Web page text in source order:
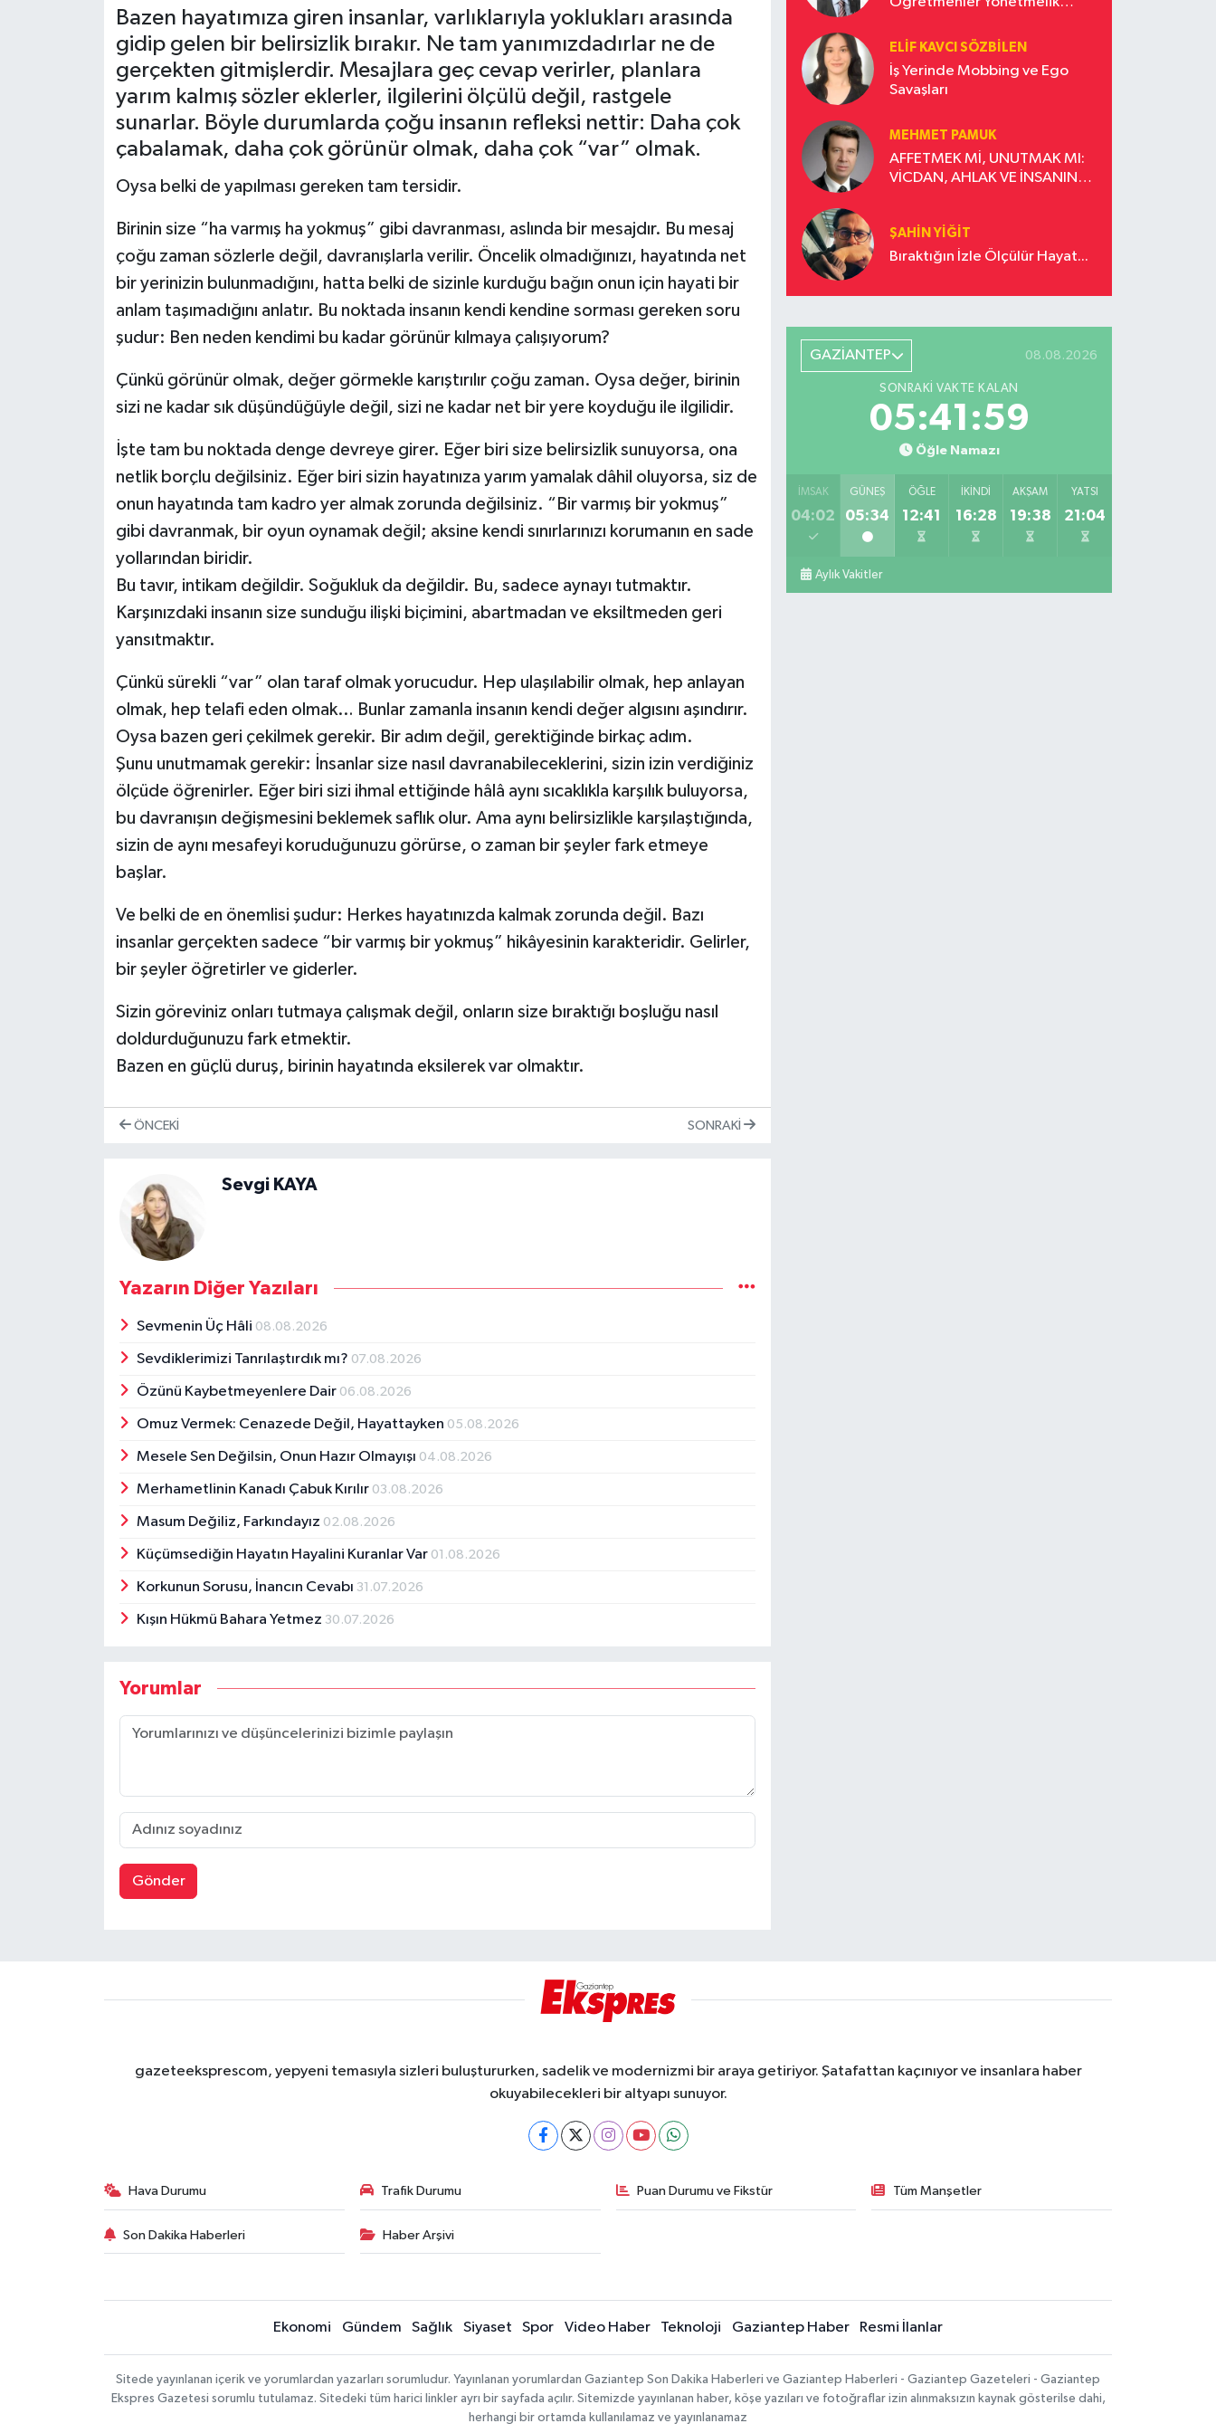
Bazen hayatımıza giren insanlar, varlıklarıyla yoklukları arasında
gidip gelen bir belirsizlik bırakır. Ne tam yanımızdadırlar ne de
gerçekten gitmişlerdir. Mesajlara geç cevap verirler, planlara
yarım kalmış sözler eklerler, ilgilerini ölçülü değil, rastgele
sunarlar. Böyle durumlarda çoğu insanın refleksi nettir: Daha çok
çabalamak, daha çok görünür olmak, daha çok “var” olmak.
Oysa belki de yapılması gereken tam tersidir.
Birinin size “ha varmış ha yokmuş” gibi davranması, aslında bir mesajdır. Bu mesaj
çoğu zaman sözlerle değil, davranışlarla verilir. Öncelik olmadığınızı, hayatında net
bir yerinizin bulunmadığını, hatta belki de sizinle kurduğu bağın onun için hayati bir
anlam taşımadığını anlatır. Bu noktada insanın kendi kendine sorması gereken soru
şudur: Ben neden kendimi bu kadar görünür kılmaya çalışıyorum?
Çünkü görünür olmak, değer görmekle karıştırılır çoğu zaman. Oysa değer, birinin
sizi ne kadar sık düşündüğüyle değil, sizi ne kadar net bir yere koyduğu ile ilgilidir.
İşte tam bu noktada denge devreye girer. Eğer biri size belirsizlik sunuyorsa, ona
netlik borçlu değilsiniz. Eğer biri sizin hayatınıza yarım yamalak dâhil oluyorsa, siz de
onun hayatında tam kadro yer almak zorunda değilsiniz. “Bir varmış bir yokmuş”
gibi davranmak, bir oyun oynamak değil; aksine kendi sınırlarınızı korumanın en sade
yollarından biridir.
Bu tavır, intikam değildir. Soğukluk da değildir. Bu, sadece aynayı tutmaktır.
Karşınızdaki insanın size sunduğu ilişki biçimini, abartmadan ve eksiltmeden geri
yansıtmaktır.
Çünkü sürekli “var” olan taraf olmak yorucudur. Hep ulaşılabilir olmak, hep anlayan
olmak, hep telafi eden olmak… Bunlar zamanla insanın kendi değer algısını aşındırır.
Oysa bazen geri çekilmek gerekir. Bir adım değil, gerektiğinde birkaç adım.
Şunu unutmamak gerekir: İnsanlar size nasıl davranabileceklerini, sizin izin verdiğiniz
ölçüde öğrenirler. Eğer biri sizi ihmal ettiğinde hâlâ aynı sıcaklıkla karşılık buluyorsa,
bu davranışın değişmesini beklemek saflık olur. Ama aynı belirsizlikle karşılaştığında,
sizin de aynı mesafeyi koruduğunuzu görürse, o zaman bir şeyler fark etmeye
başlar.
Ve belki de en önemlisi şudur: Herkes hayatınızda kalmak zorunda değil. Bazı
insanlar gerçekten sadece “bir varmış bir yokmuş” hikâyesinin karakteridir. Gelirler,
bir şeyler öğretirler ve giderler.
Sizin göreviniz onları tutmaya çalışmak değil, onların size bıraktığı boşluğu nasıl
doldurduğunuzu fark etmektir.
Bazen en güçlü duruş, birinin hayatında eksilerek var olmaktır.
ÖNCEKI SONRAKI
Sevgi KAYA
Yazarın Diğer Yazıları
Sevmenin Üç Hâli 08.08.2026
Sevdiklerimizi Tanrılaştırdık mı? 07.08.2026
Özünü Kaybetmeyenlere Dair 06.08.2026
Omuz Vermek: Cenazede Değil, Hayattayken 05.08.2026
Mesele Sen Değilsin, Onun Hazır Olmayışı 04.08.2026
Merhametlinin Kanadı Çabuk Kırılır 03.08.2026
Masum Değiliz, Farkındayız 02.08.2026
Küçümsediğin Hayatın Hayalini Kuranlar Var 01.08.2026
Korkunun Sorusu, İnancın Cevabı 31.07.2026
Kışın Hükmü Bahara Yetmez 30.07.2026
Yorumlar
Gönder
ELIF KAVCI SÖZBILEN
İş Yerinde Mobbing ve Ego
Savaşları
MEHMET PAMUK
AFFETMEK Mİ, UNUTMAK MI:
VİCDAN, AHLAK VE İNSANIN
ŞAHIN YIĞIT
Bıraktığın İzle Ölçülür Hayat...
GAZİANTEP 08.08.2026
SONRAKI VAKTE KALAN
05:41:59
Öğle Namazı
İMSAK
04:02
GÜNEŞ
05:34
ÖĞLE
12:41
İKINDI
16:28
AKŞAM
19:38
YATSI
21:04
Aylık Vakitler
gazeteeksprescom, yepyeni temasıyla sizleri buluştururken, sadelik ve modernizmi bir araya getiriyor. Şatafattan kaçınıyor ve insanlara haber
okuyabilecekleri bir altyapı sunuyor.
Hava Durumu Trafik Durumu Puan Durumu ve Fikstür Tüm Manşetler
Son Dakika Haberleri Haber Arşivi
Ekonomi Gündem Sağlık Siyaset Spor Video Haber Teknoloji Gaziantep Haber Resmi İlanlar
Sitede yayınlanan içerik ve yorumlardan yazarları sorumludur. Yayınlanan yorumlardan Gaziantep Son Dakika Haberleri ve Gaziantep Haberleri - Gaziantep Gazeteleri - Gaziantep
Ekspres Gazetesi sorumlu tutulamaz. Sitedeki tüm harici linkler ayrı bir sayfada açılır. Sitemizde yayınlanan haber, köşe yazıları ve fotoğraflar izin alınmaksızın kaynak gösterilse dahi,
herhangi bir ortamda kullanılamaz ve yayınlanamaz
Resmi İlanlar
Video Haber
Yeme-İçme